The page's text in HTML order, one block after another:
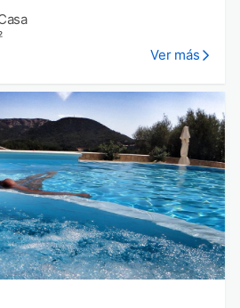
Ver más